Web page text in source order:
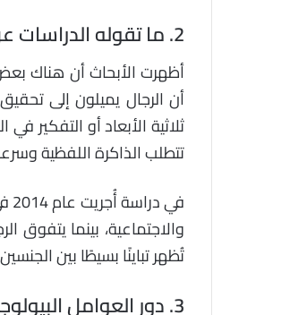
2. ما تقوله الدراسات
أظهرت الأبحاث أن هناك
أن الرجال يميلون إلى
ثلاثية الأبعاد أو التفكير
تتطلب الذاكرة اللفظية
في دراسة أُجريت عام 2014 في جامعة
والاجتماعية، بينما يتفوق
تُظهر تباينًا بسيطًا بين
3. دور العوامل